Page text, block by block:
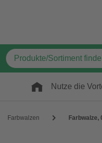
Nutze die
Farbwalzen Farbwalze,